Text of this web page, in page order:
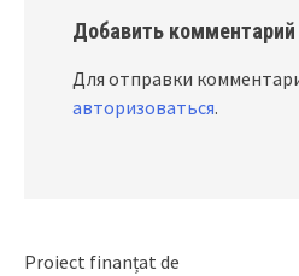
Добавить комментарий
Для отправки
авторизоваться.
Proiect finanțat de